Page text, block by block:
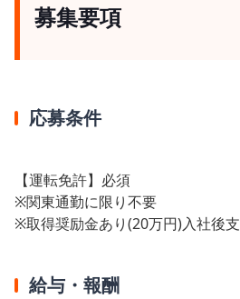
募集要項
応募条件
【運転免許】必須
※関東通勤に限り不要
※取得奨励金あり(20万円)入社後
給与・報酬